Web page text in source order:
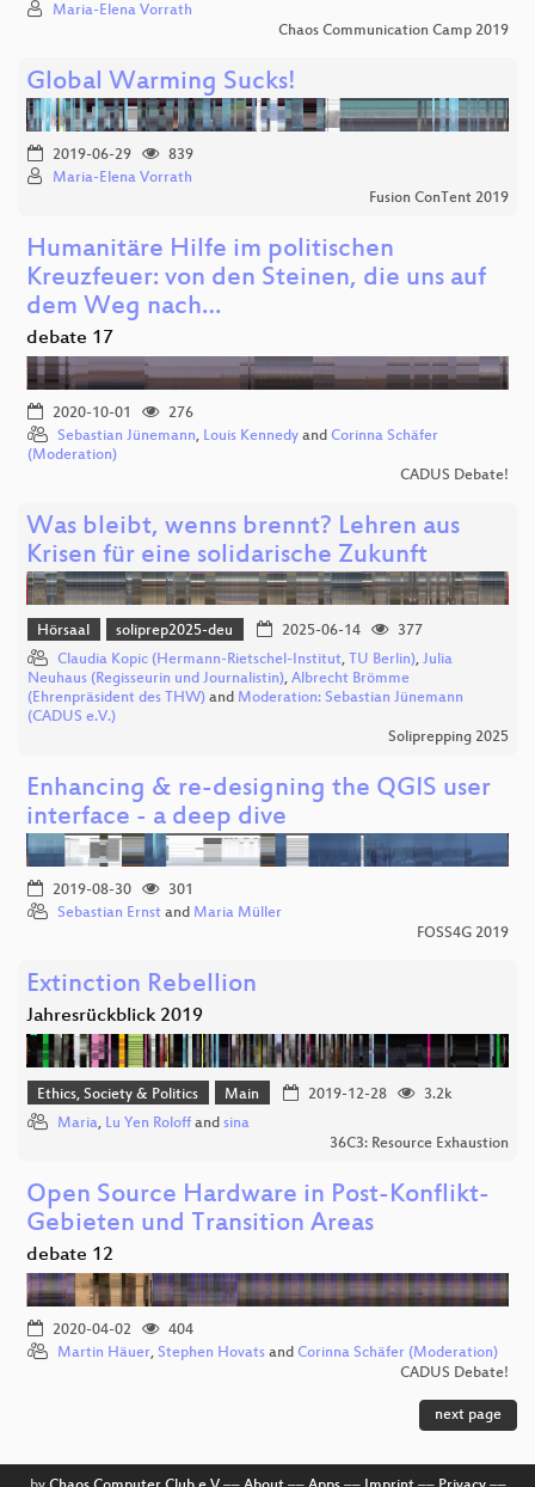
Maria-Elena Vorrath
Chaos Communication Camp 2019
Global Warming Sucks!
2019-06-29
839
Maria-Elena Vorrath
Fusion ConTent 2019
Humanitäre Hilfe im politischen
Kreuzfeuer: von den Steinen, die uns auf
dem Weg nach…
debate 17
2020-10-01
276
Sebastian Jünemann, Louis Kennedy and Corinna Schäfer
(Moderation)
CADUS Debate!
Was bleibt, wenns brennt? Lehren aus
Krisen für eine solidarische Zukunft
Hörsaal soliprep2025-deu 2025-06-14
377
Claudia Kopic (Hermann-Rietschel-Institut, TU Berlin), Julia
Neuhaus (Regisseurin und Journalistin), Albrecht Brömme
(Ehrenpräsident des THW) and Moderation: Sebastian Jünemann
(CADUS e.V.)
Soliprepping 2025
Enhancing & re-designing the QGIS user
interface - a deep dive
2019-08-30
301
Sebastian Ernst and Maria Müller
FOSS4G 2019
Extinction Rebellion
Jahresrückblick 2019
Ethics, Society & Politics Main 2019-12-28
3.2k
Maria, Lu Yen Roloff and sina
36C3: Resource Exhaustion
Open Source Hardware in Post-Konflikt-
Gebieten und Transition Areas
debate 12
2020-04-02
404
Martin Häuer, Stephen Hovats and Corinna Schäfer (Moderation)
CADUS Debate!
next page